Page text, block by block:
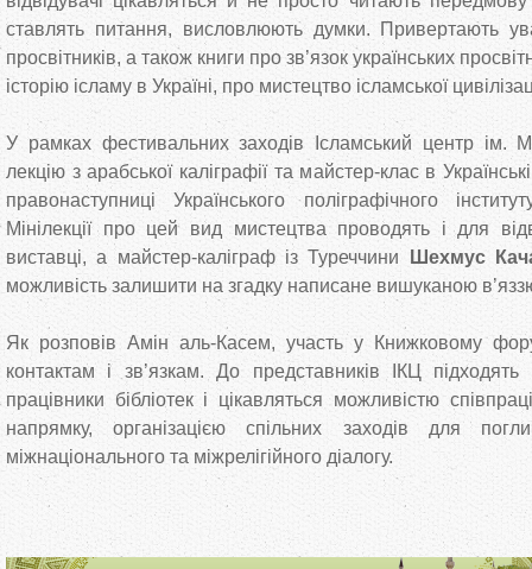
ставлять питання, висловлюють думки. Привертають
просвітників, а також книги про зв’язок українських
історію ісламу в Україні, про мистецтво ісламської
У рамках фестивальних заходів Ісламський центр ім.
лекцію з арабської каліграфії та майстер-клас в
правонаступниці Українського поліграфічного
Мінілекції про цей вид мистецтва проводять і для
виставці, а майстер-каліграф із Туреччини
Шехмус
можливість залишити на згадку написане вишуканою
Як розповів Амін аль-Касем, участь у Книжковому
контактам і зв’язкам. До представників ІКЦ підходять
працівники бібліотек і цікавляться можливістю
напрямку, організацією спільних заходів для
міжнаціонального та міжрелігійного діалогу.